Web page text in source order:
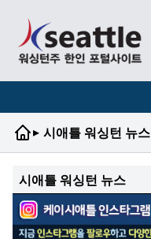
▸ 시애틀 워싱턴 뉴스
시애틀 워싱턴 뉴스